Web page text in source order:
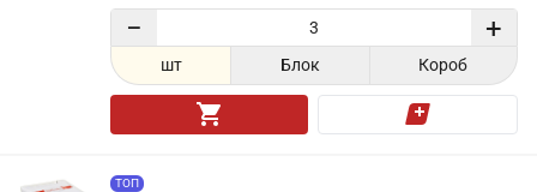
− +
шт Блок Короб
ТОП